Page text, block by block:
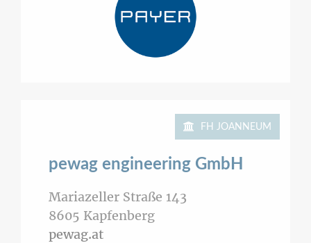
FH JOANNEUM
pewag engineering GmbH
Mariazeller Straße 143
8605 Kapfenberg
pewag.at